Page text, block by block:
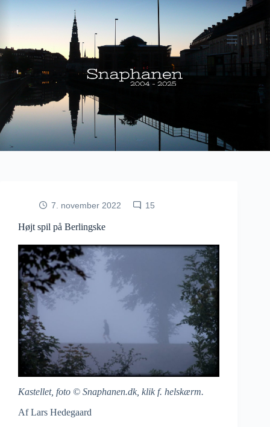
7. november 2022 15
Højt spil på Berlingske
Kastellet, foto © Snaphanen.dk, klik f. helskærm.
Af Lars Hedegaard